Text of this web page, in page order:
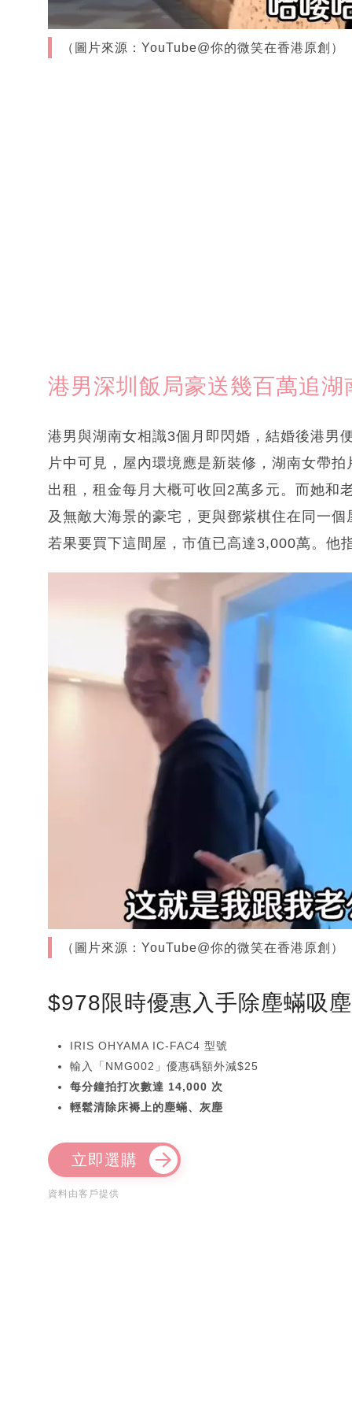
（圖片來源：YouTube@你的微笑在香港原創）
港男深圳飯局豪送幾百萬追
港男與湖南女相識3個月即閃婚，結婚後港男
片中可見，屋內環境應是新裝修，湖南女帶
出租，租金每月大概可收回2萬多元。而她和
及無敵大海景的豪宅，更與鄧紫棋住在同一
若果要買下這間屋，市值已高達3,000萬。他
（圖片來源：YouTube@你的微笑在香港原創）
$978限時優惠入手除塵蟎吸
IRIS OHYAMA IC-FAC4 型號
輸入「NMG002」優惠碼額外減$25
每分鐘拍打次數達 14,000 次
輕鬆清除床褥上的塵蟎、灰塵
立即選購
資料由客戶提供